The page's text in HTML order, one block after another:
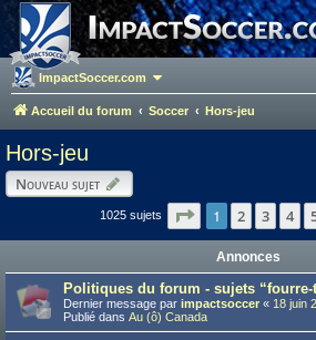
ImpactSoccer.com
Accueil du forum Soccer Hors-jeu
Hors-jeu
Nouveau sujet
1025 sujets Page sur 21
1 2 3 4
Annonces
Politiques du forum - sujets “fourre-
Dernier message par impactsoccer « 18 juin
Publié dans Au (ô) Canada